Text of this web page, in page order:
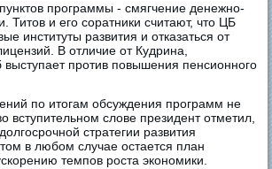
программы - смягчение денежно-
Титов и его соратники считают, что ЦБ
институты развития и отказаться от
В отличие от Кудрина,
выступает против повышения пенсионного
по итогам обсуждения программ не
вступительном слове президент отметил,
стратегии развития
в любом случае остается план
темпов роста экономики.